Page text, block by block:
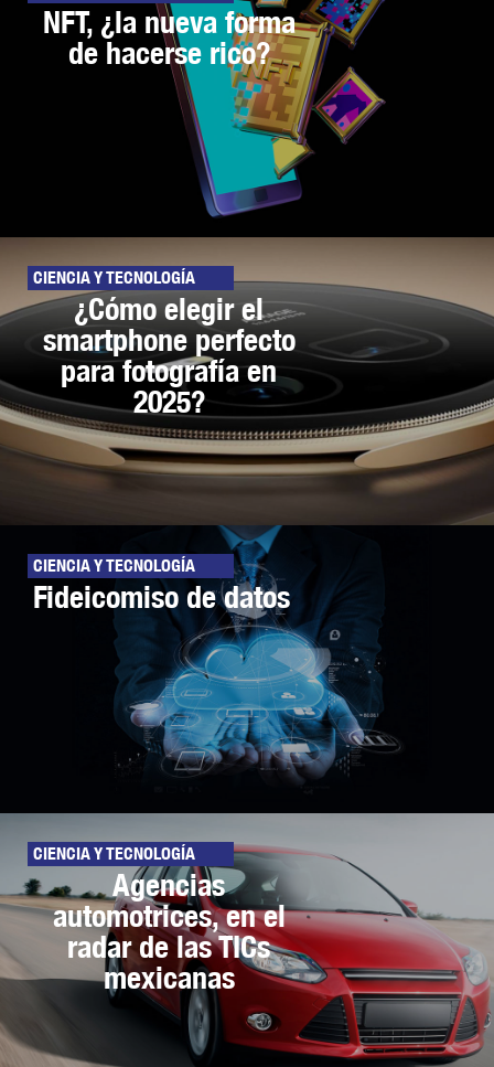
NFT, ¿la nueva forma
de hacerse rico?
CIENCIA Y TECNOLOGÍA
¿Cómo elegir el
smartphone perfecto
para fotografía en
2025?
CIENCIA Y TECNOLOGÍA
Fideicomiso de datos
CIENCIA Y TECNOLOGÍA
Agencias
automotrices, en el
radar de las TICs
mexicanas